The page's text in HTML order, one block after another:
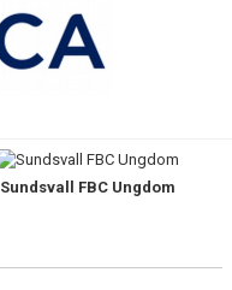
Sundsvall FBC Ungdom